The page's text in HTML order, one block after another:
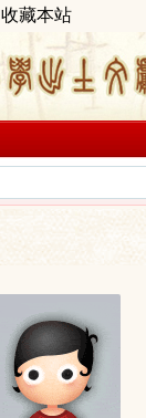
收藏本站